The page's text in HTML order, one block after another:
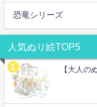
恐竜シリーズ
人気ぬり絵TOP5
【大人の